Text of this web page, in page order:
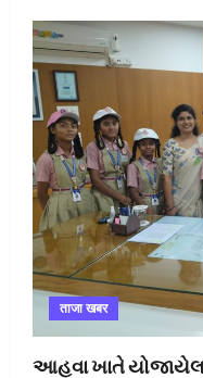
ताजा खबर
આહવા ખાતે